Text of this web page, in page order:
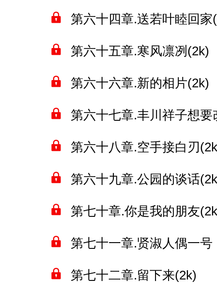
第六十四章.送若叶睦回家
第六十五章.寒风凛冽(2k)
第六十六章.新的相片(2k)
第六十七章.丰川祥子想要
第六十八章.空手接白刃
第六十九章.公园的谈话
第七十章.你是我的朋友
第七十一章.贤淑人偶一号
第七十二章.留下来(2k)